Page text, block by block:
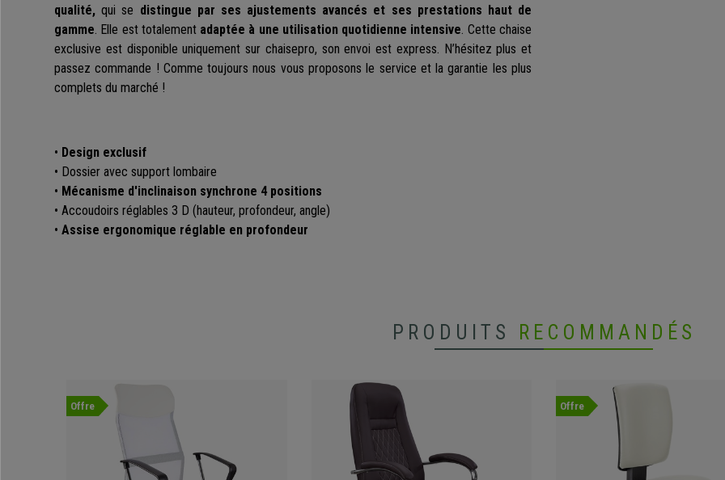
qualité, qui se distingue par ses ajustements avancés et ses prestations haut de
gamme. Elle est totalement adaptée à une utilisation quotidienne intensive. Cette chaise
exclusive est disponible uniquement sur chaisepro, son envoi est express. N’hésitez plus et
passez commande ! Comme toujours nous vous proposons le service et la garantie les plus
complets du marché !
• Design exclusif
• Dossier avec support lombaire
• Mécanisme d'inclinaison synchrone 4 positions
• Accoudoirs réglables 3 D (hauteur, profondeur, angle)
• Assise ergonomique réglable en profondeur
PRODUITS RECOMMANDÉS
Offre Offre